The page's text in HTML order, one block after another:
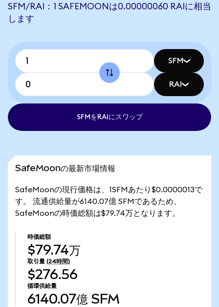
SFM/RAI：1 SAFEMOONは0.00000060 RAIに相当
します
SFM
RAI
SFMをRAIにスワップ
SafeMoonの最新市場情報
SafeMoonの現行価格は、1SFMあたり$0.0000013で
す。 流通供給量が6140.07億 SFMであるため、
SafeMoonの時価総額は$79.74万となります。
時価総額
$79.74万
取引量 (24時間)
$276.56
循環供給量
6140.07億 SFM